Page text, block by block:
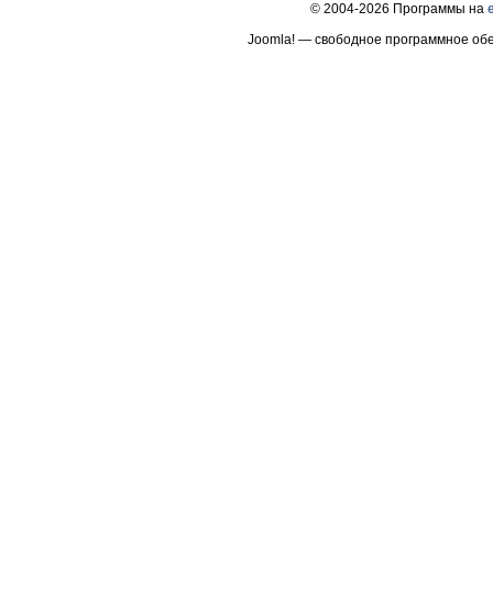
© 2004-2026 Программы на
Joomla! — свободное программное